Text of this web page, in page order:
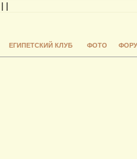
ЕГИПЕТСКИЙ КЛУБ ФОТО